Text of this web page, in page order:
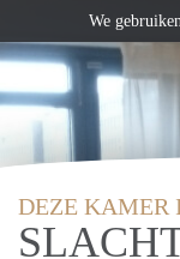
DEZE KAMER
We